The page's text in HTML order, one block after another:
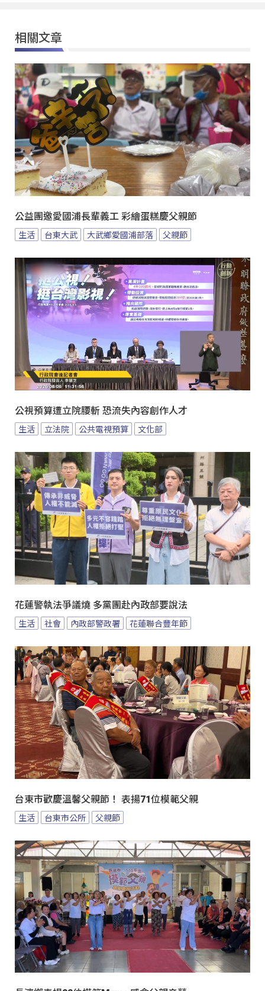
相關文章
公益團邀愛國浦長輩義工 彩繪蛋糕慶父親節
生活 台東大武 大武鄉愛國浦部落 父親節
公視預算遭立院腰斬 恐流失內容創作人才
生活 立法院 公共電視預算 文化部
花蓮警執法爭議燒 多黨團赴內政部要說法
生活 社會 內政部警政署 花蓮聯合豐年節
台東市歡慶溫馨父親節！ 表揚71位模範父親
生活 台東市公所 父親節